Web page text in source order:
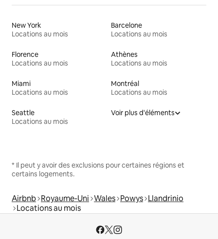
New York
Locations au mois
Barcelone
Locations au mois
Florence
Locations au mois
Athènes
Locations au mois
Miami
Locations au mois
Montréal
Locations au mois
Seattle
Locations au mois
Voir plus d'éléments
* Il peut y avoir des exclusions pour certaines régions et
certains logements.
Airbnb Royaume-Uni Wales Powys Llandrinio
Locations au mois